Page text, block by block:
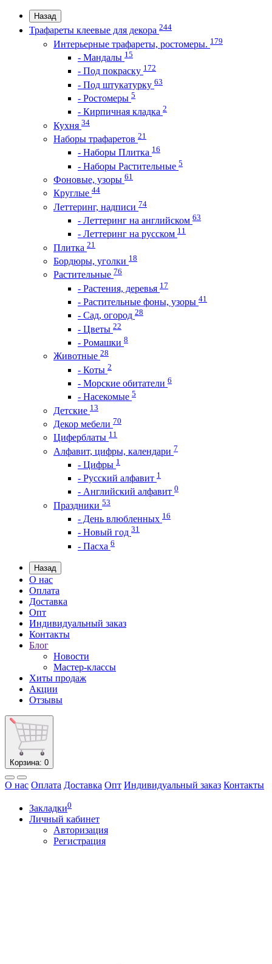
Назад
Трафареты клеевые для декора 244
Интерьерные трафареты, ростомеры. 179
- Мандалы 15
- Под покраску 172
- Под штукатурку 63
- Ростомеры 5
- Кирпичная кладка 2
Кухня 34
Наборы трафаретов 21
- Наборы Плитка 16
- Наборы Растительные 5
Фоновые, узоры 61
Круглые 44
Леттеринг, надписи 74
- Леттеринг на английском 63
- Леттеринг на русском 11
Плитка 21
Бордюры, уголки 18
Растительные 76
- Растения, деревья 17
- Растительные фоны, узоры 41
- Сад, огород 28
- Цветы 22
- Ромашки 8
Животные 28
- Коты 2
- Морские обитатели 6
- Насекомые 5
Детские 13
Декор мебели 70
Циферблаты 11
Алфавит, цифры, календари 7
- Цифры 1
- Русский алфавит 1
- Английский алфавит 0
Праздники 53
- День влюбленных 16
- Новый год 31
- Пасха 6
Назад
О нас
Оплата
Доставка
Опт
Индивидуальный заказ
Контакты
Блог
Новости
Мастер-классы
Хиты продаж
Акции
Отзывы
Корзина: 0
О нас Оплата Доставка Опт Индивидуальный заказ Контакты
Закладки0
Личный кабинет
Авторизация
Регистрация